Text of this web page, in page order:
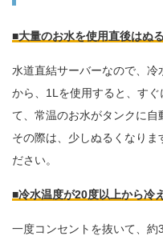
■大量のお水を使用直後はぬ
水道直結サーバーなので、
から、1Lを使用すると、す
て、常温のお水がタンクに自
その際は、少しぬるくなりま
ださい。
■冷水温度が20度以上から冷
一度コンセントを抜いて、約